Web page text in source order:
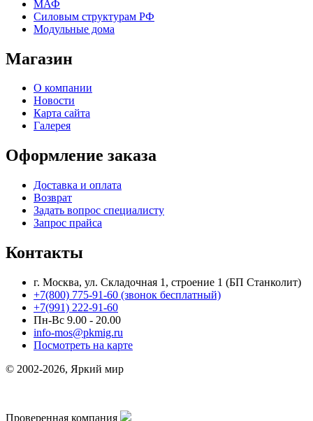
МАФ
Силовым структурам РФ
Модульные дома
Магазин
О компании
Новости
Карта сайта
Галерея
Оформление заказа
Доставка и оплата
Возврат
Задать вопрос специалисту
Запрос прайса
Контакты
г. Москва, ул. Складочная 1, строение 1 (БП Станколит)
+7(800) 775-91-60 (звонок бесплатный)
+7(991) 222-91-60
Пн-Вс 9.00 - 20.00
info-mos@pkmig.ru
Посмотреть на карте
© 2002-2026, Яркий мир
Проверенная компания